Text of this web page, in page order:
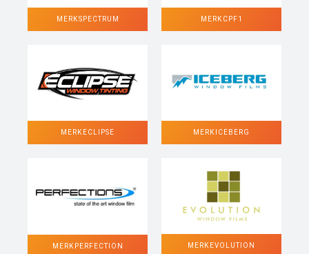
MERK SPECTRUM MERK CPF1
MERK ECLIPSE MERK ICEBERG
MERK PERFECTION MERK EVOLUTION